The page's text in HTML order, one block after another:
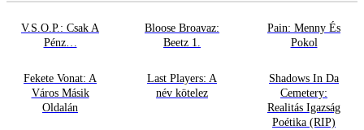
V.S.O.P.: Csak A
Pénz…
Bloose Broavaz:
Beetz 1.
Pain: Menny És
Pokol
Fekete Vonat: A
Város Másik
Oldalán
Last Players: A
név kötelez
Shadows In Da
Cemetery:
Realitás Igazság
Poétika (RIP)